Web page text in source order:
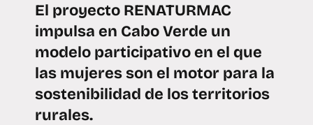
El proyecto RENATURMAC
impulsa en Cabo Verde un
modelo participativo en el que
las mujeres son el motor para la
sostenibilidad de los territorios
rurales.